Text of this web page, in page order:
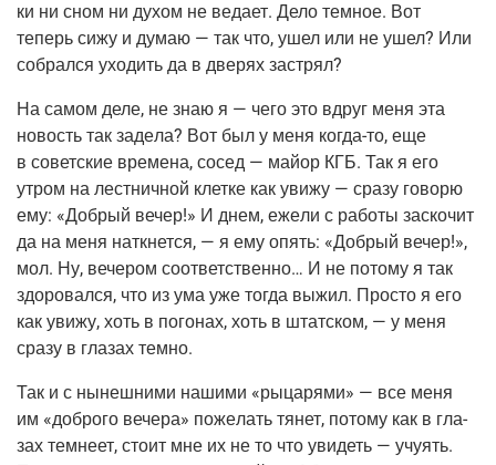
ки ни сном ни духом не веда­ет. Дело тем­ное. Вот
теперь сижу и думаю — так что, ушел или не ушел? Или
собрал­ся ухо­дить да в две­рях застрял?
На самом деле, не знаю я — чего это вдруг меня эта
новость так заде­ла? Вот был у меня когда-то, еще
в совет­ские вре­ме­на, сосед — май­ор КГБ. Так я его
утром на лест­нич­ной клет­ке как уви­жу — сра­зу гово­рю
ему: «Доб­рый вечер!» И днем, еже­ли с рабо­ты заско­чит
да на меня наткнет­ся, — я ему опять: «Доб­рый вечер!»,
мол. Ну, вече­ром соот­вет­ствен­но… И не пото­му я так
здо­ро­вал­ся, что из ума уже тогда выжил. Про­сто я его
как уви­жу, хоть в пого­нах, хоть в штат­ском, — у меня
сра­зу в гла­зах темно.
Так и с нынеш­ни­ми наши­ми «рыца­ря­ми» — все меня
им «доб­ро­го вече­ра» поже­лать тянет, пото­му как в гла­
зах тем­не­ет, сто­ит мне их не то что уви­деть — учу­ять.